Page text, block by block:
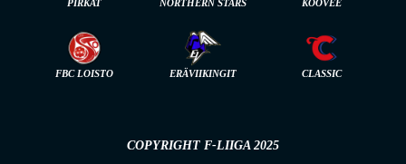
PIRKAT NORTHERN STARS KOOVEE
FBC LOISTO ERÄVIIKINGIT CLASSIC
COPYRIGHT F-LIIGA 2025